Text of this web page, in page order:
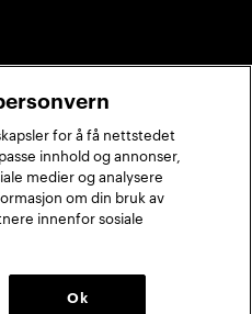
TikTok
for å få nettstedet
innhold og annonser,
medier og analysere
om din bruk av
innenfor sosiale
Ok